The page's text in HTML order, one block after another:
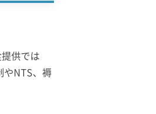
供では
やNTS、褥